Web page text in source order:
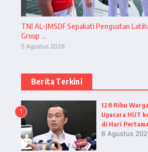
TNI AL-JMSDF Sepakati Penguatan
Group ...
5 Agustus 2026
Berita Terkini
1
128 Ribu
Upacara HUT
di Hari Pertama
6 Agustus